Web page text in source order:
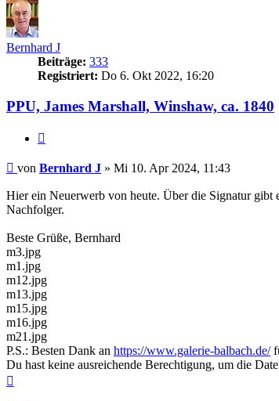
Bernhard J
Beiträge: 333
Registriert: Do 6. Okt 2022, 16:20
PPU, James Marshall, Winshaw, ca. 1840
Beitrag
von Bernhard J » Mi 10. Apr 2024, 11:43
Hier ein Neuerwerb von heute. Über die Signatur
Nachfolger.
Beste Grüße, Bernhard
m3.jpg
m1.jpg
m12.jpg
m13.jpg
m15.jpg
m16.jpg
m21.jpg
P.S.: Besten Dank an https://www.galerie-balbach.de/
Du hast keine ausreichende Berechtigung, um die